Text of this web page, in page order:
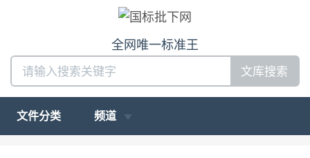
全网唯一标准王
文库搜索
文件分类 频道